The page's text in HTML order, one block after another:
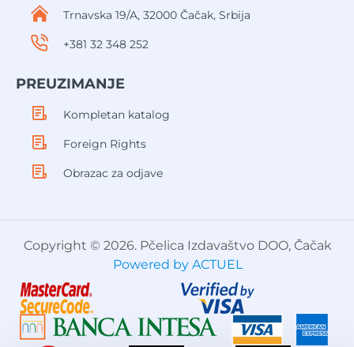
Trnavska 19/A, 32000 Čačak, Srbija
+381 32 348 252
PREUZIMANJE
Kompletan katalog
Foreign Rights
Obrazac za odjave
Copyright © 2026. Pčelica Izdavaštvo DOO, Čačak
Powered by ACTUEL